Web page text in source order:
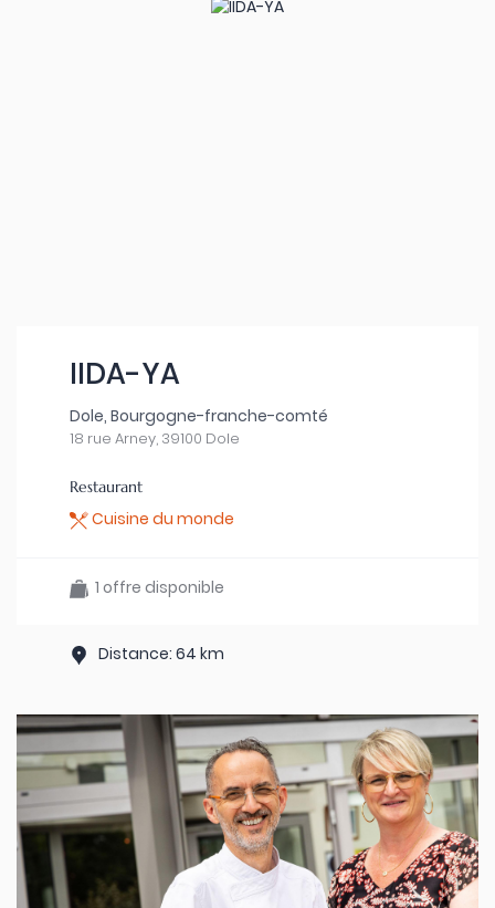
IIDA-YA
Dole, Bourgogne-franche-comté
18 rue Arney, 39100 Dole
Restaurant
Cuisine du monde
1 offre disponible
Distance: 64 km